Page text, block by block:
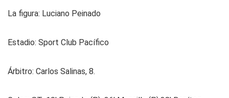
La figura: Luciano Peinado
Estadio: Sport Club Pacífico
Árbitro: Carlos Salinas, 8.